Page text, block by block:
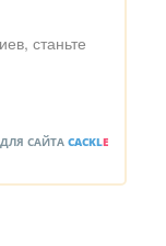
станьте
САЙТА CACKLE